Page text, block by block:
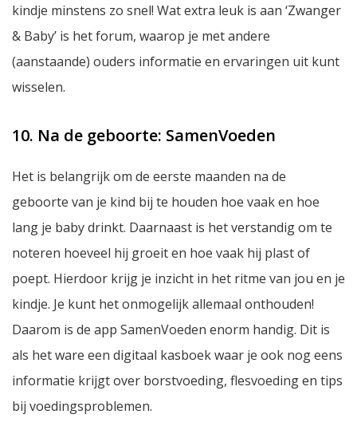
kindje minstens zo snel! Wat extra leuk is aan ‘Zwanger
& Baby’ is het forum, waarop je met andere
(aanstaande) ouders informatie en ervaringen uit kunt
wisselen.
10. Na de geboorte: SamenVoeden
Het is belangrijk om de eerste maanden na de
geboorte van je kind bij te houden hoe vaak en hoe
lang je baby drinkt. Daarnaast is het verstandig om te
noteren hoeveel hij groeit en hoe vaak hij plast of
poept. Hierdoor krijg je inzicht in het ritme van jou en je
kindje. Je kunt het onmogelijk allemaal onthouden!
Daarom is de app SamenVoeden enorm handig. Dit is
als het ware een digitaal kasboek waar je ook nog eens
informatie krijgt over borstvoeding, flesvoeding en tips
bij voedingsproblemen.